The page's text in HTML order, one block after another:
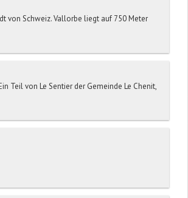
von Schweiz. Vallorbe liegt auf 750 Meter
Teil von Le Sentier der Gemeinde Le Chenit,